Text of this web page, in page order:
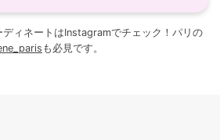
ディネートはInstagramでチェック！パリの
も必見です。